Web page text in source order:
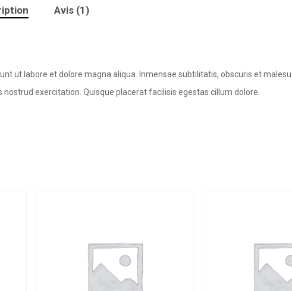
Avis (1)
ut labore et dolore magna aliqua. Inmensae subtilitatis, obscuris et
exercitation. Quisque placerat facilisis egestas cillum dolore.